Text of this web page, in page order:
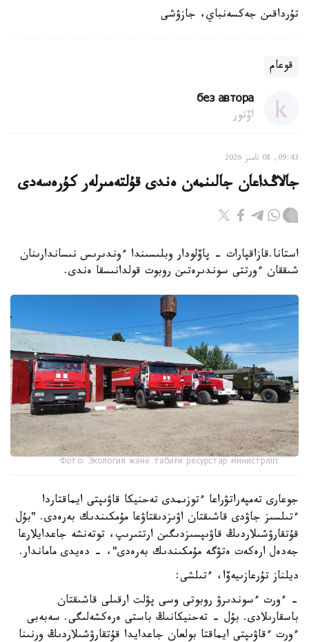
تۇرداقىن جەكسەنباي، جازۋشى
قوعام
без автора
اۆتور
09:43, 08 تامىز 2026
جالاڭداعان جالىنمەن ەندى قۇلتەمىرلەر كۇرەسەدى
استانا.قازاقپارات - پاۆلودار وبلىسىندا ءوندىرىس نىساندارىنان
شىققان ءورتتى سوندىرەتىن روبوت قولدانىسقا ەندى.
Фото: Экология және табиғи ресурстар министрлігі
جوعارى تەمپەراتۋراعا ءتوزىمدى تەحنيكا قاۋىپتى ايماقتاردا
ءتىلسىز جاۋدى قاشىقتان اۋىزدىقتاۋعا مۇمكىندىك بەرەدى. "بۇل
قۇتقارۋشىلاردىڭ قاۋىپسىزدىگىن ارتتىرىپ، توتەنشە جاعدايلارعا
جەدەل ارەكەت ەتۋگە مۇمكىندىك بەرەدى"، - دەيدى ماماندار.
ديلناز تۇرعازىيەۆا، ءتىلشى:
- ءورت ءسوندىرۋ روبوتى وسى پۋلت ارقىلى قاشىقتان
باسقارىلادى. بۇل - تەحنيكانىڭ باستى ەرەكشەلىگى. سەبەبى
ءورت ءقاۋىپتى ايماقتا بولعان جاعدايدا قۇتقارۋشىلاردىڭ ورنىنا